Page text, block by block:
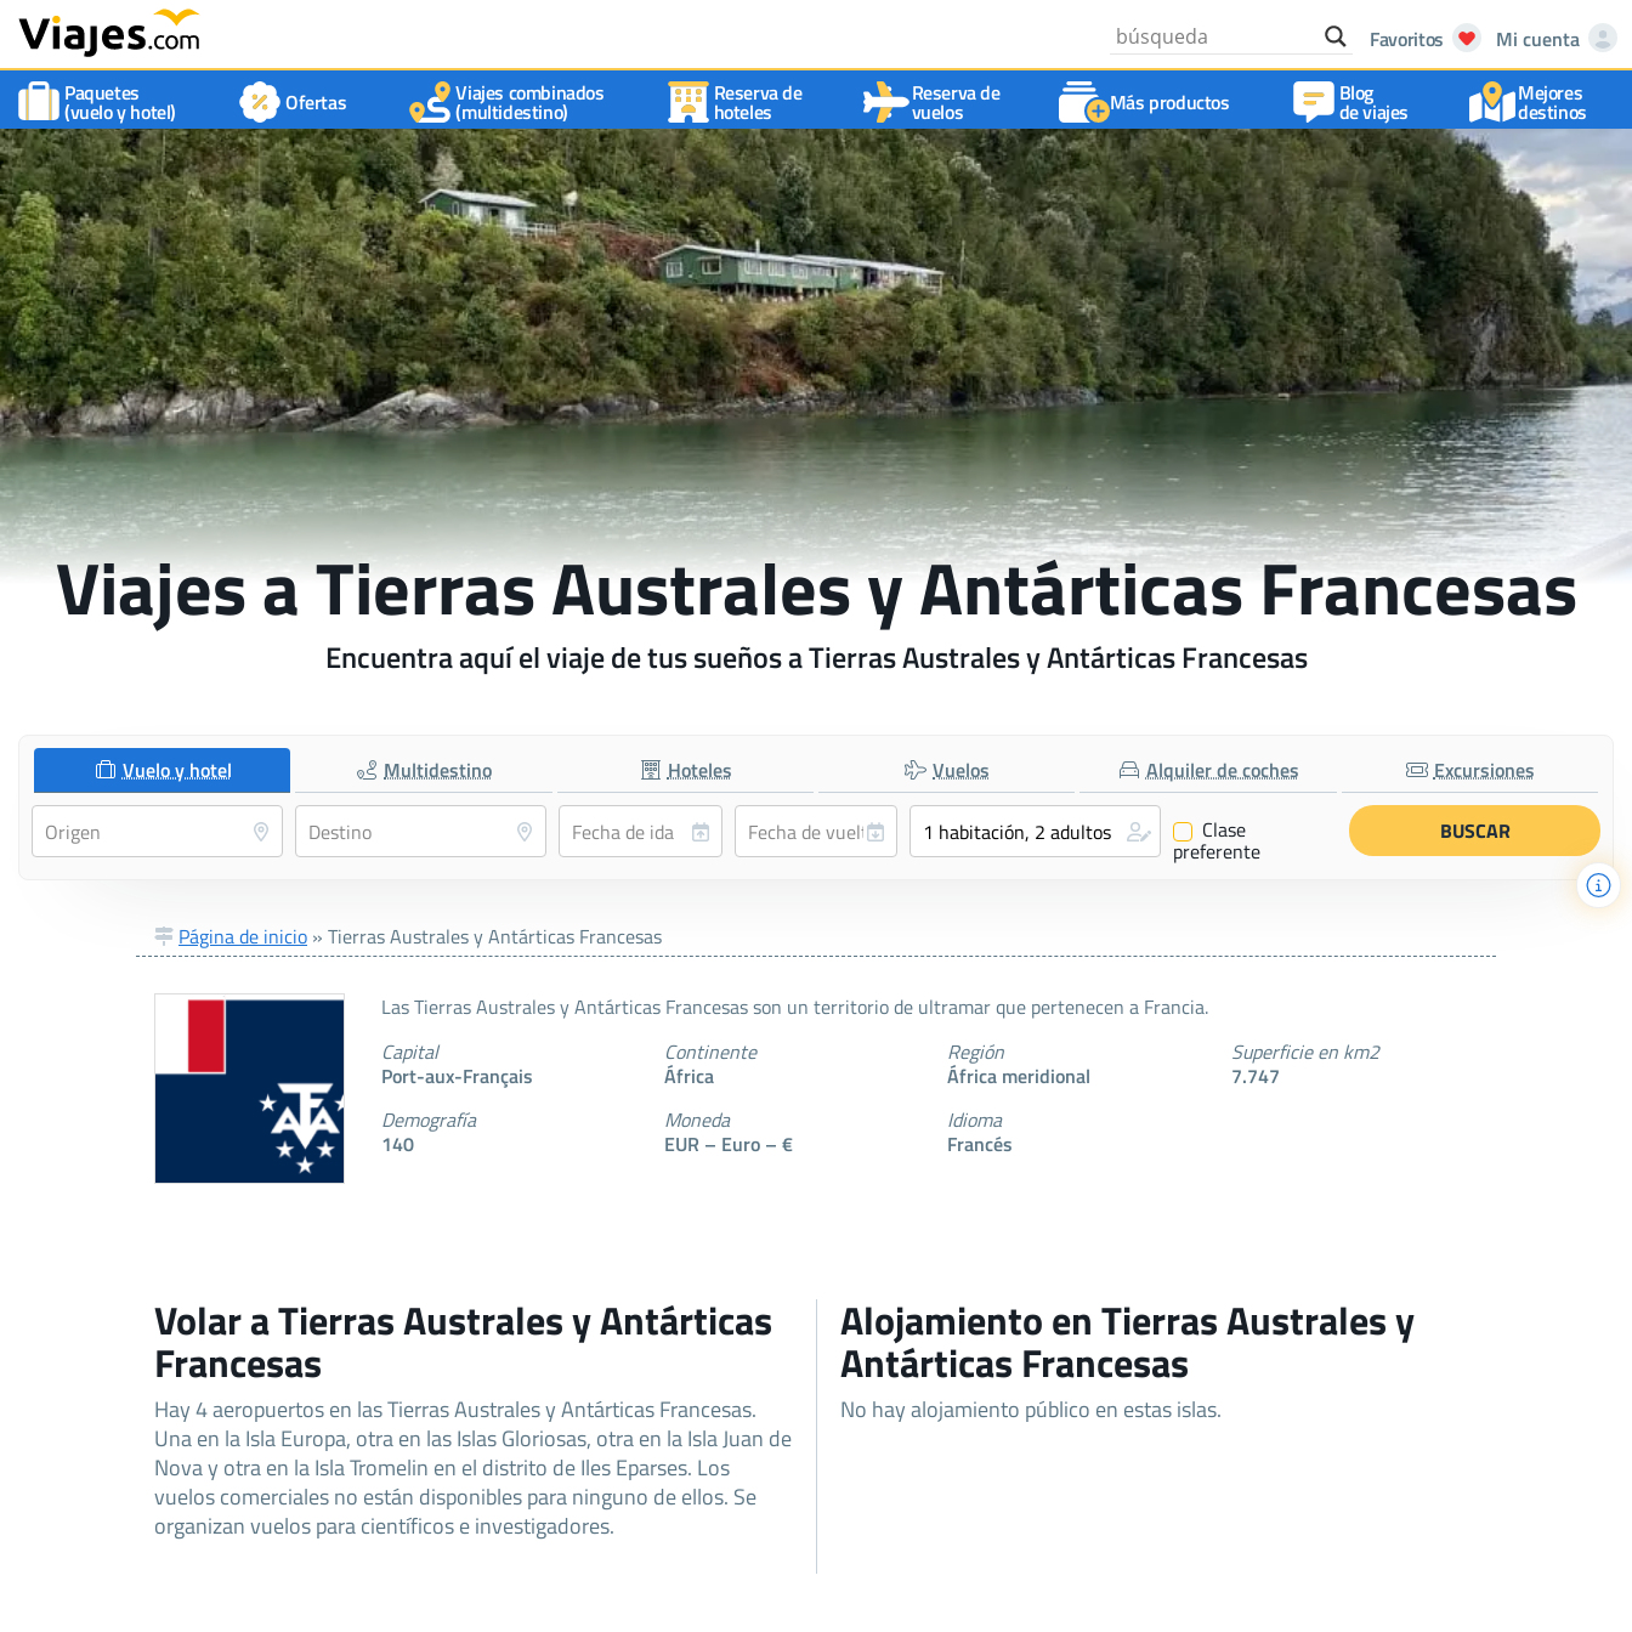
Favoritos
Mi cuenta
Paquetes
(vuelo y hotel) Ofertas Viajes combinados
(multidestino)
Reserva de
hoteles
Reserva de
vuelos Más productos Blog
de viajes
Mejores
destinos
Viajes a Tierras Australes y Antárticas Francesas
Encuentra aquí el viaje de tus sueños a Tierras Australes y Antárticas Francesas
Vuelo y hotel Multidestino Hoteles Vuelos Alquiler de coches Excursiones
✔ Clase
preferente
Página de inicio » Tierras Australes y Antárticas Francesas
Las Tierras Australes y Antárticas Francesas son un territorio de ultramar que pertenecen a Francia.
Capital
Port-aux-Français
Continente
África
Región
África meridional
Superficie en km2
7.747
Demografía
140
Moneda
EUR – Euro – €
Idioma
Francés
Volar a Tierras Australes y Antárticas
Francesas
Hay 4 aeropuertos en las Tierras Australes y Antárticas Francesas.
Una en la Isla Europa, otra en las Islas Gloriosas, otra en la Isla Juan de
Nova y otra en la Isla Tromelin en el distrito de Iles Eparses. Los
vuelos comerciales no están disponibles para ninguno de ellos. Se
organizan vuelos para científicos e investigadores.
Alojamiento en Tierras Australes y
Antárticas Francesas
No hay alojamiento público en estas islas.